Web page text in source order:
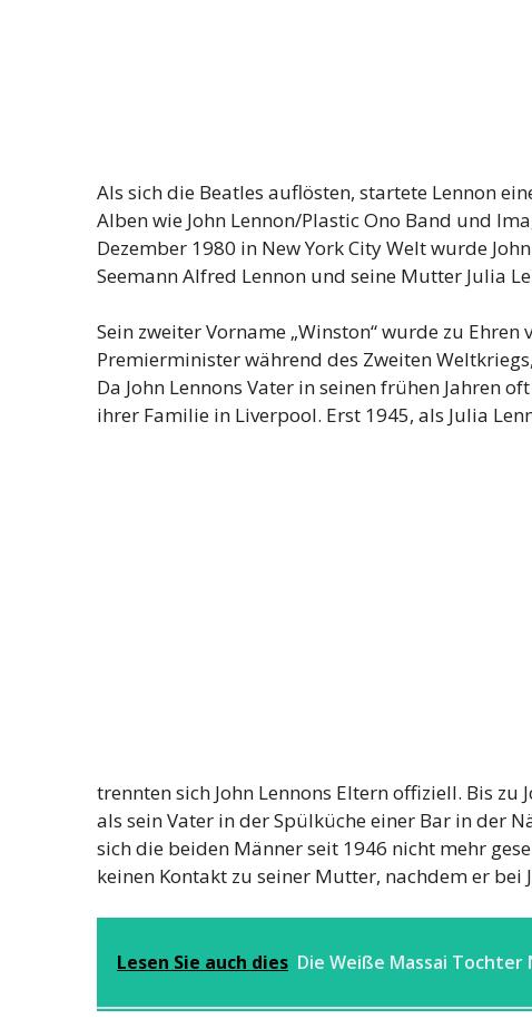
Als sich die Beatles auflösten, startete Lennon
Alben wie John Lennon/Plastic Ono Band und
Dezember 1980 in New York City Welt wurde
Seemann Alfred Lennon und seine Mutter Julia
Sein zweiter Vorname „Winston“ wurde zu
Premierminister während des Zweiten
Da John Lennons Vater in seinen frühen Jahren
ihrer Familie in Liverpool. Erst 1945, als Julia
trennten sich John Lennons Eltern offiziell. Bis
als sein Vater in der Spülküche einer Bar in der
sich die beiden Männer seit 1946 nicht mehr
keinen Kontakt zu seiner Mutter, nachdem er bei
Lesen Sie auch dies Die Weiße Massai Tochter